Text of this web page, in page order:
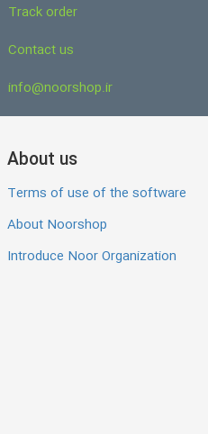
Track order
Contact us
info@noorshop.ir
About us
Terms of use of the software
About Noorshop
Introduce Noor Organization